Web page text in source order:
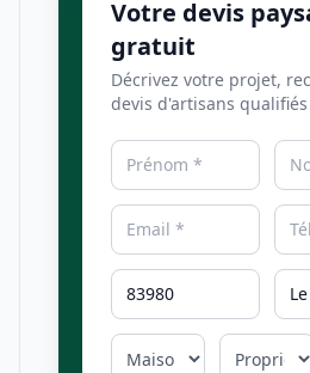
Votre devis
gratuit
Décrivez votre projet,
devis d'artisans